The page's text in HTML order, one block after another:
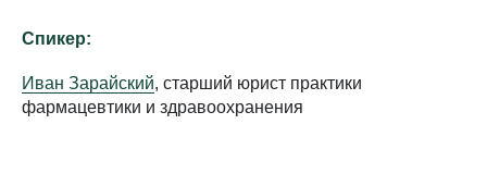
Спикер:
Иван Зарайский, старший юрист практики
фармацевтики и здравоохранения